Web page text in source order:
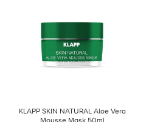
KLAPP SKIN NATURAL Aloe Vera